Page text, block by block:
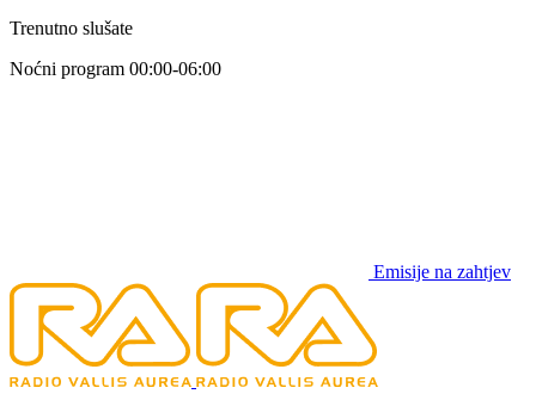
Trenutno slušate
Noćni program 00:00-06:00
Emisije na zahtjev